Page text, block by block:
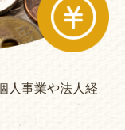
人事業や法人経